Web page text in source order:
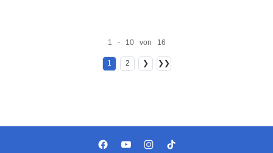
1 - 10 von 16
1 2 ❯ ❯❯